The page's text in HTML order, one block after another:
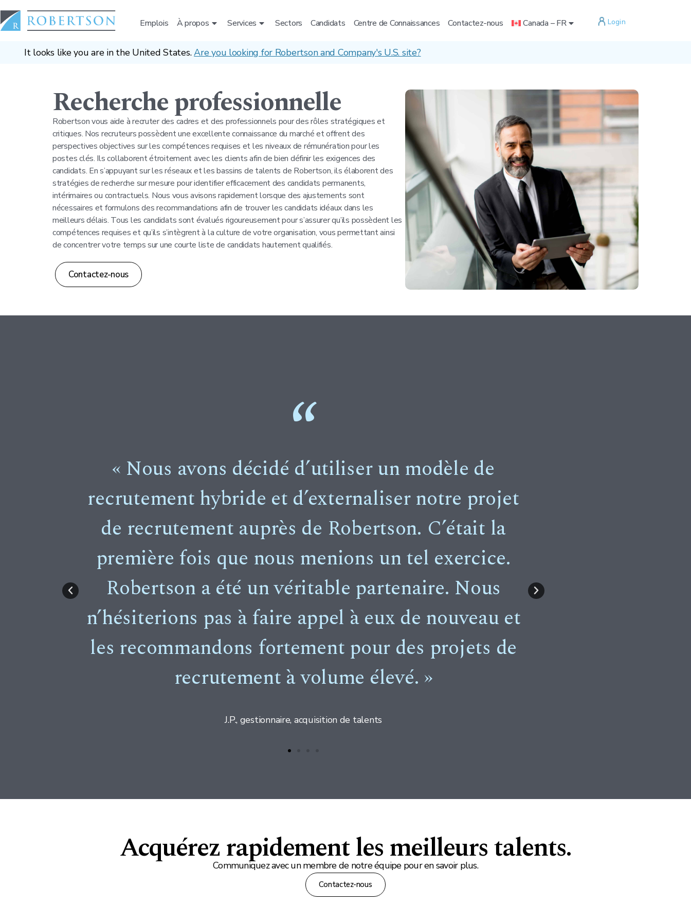
Emplois À propos Services Sectors Candidats Centre de Connaissances Contactez-nous Canada – FR Login
It looks like you are in the United States.Are you looking for Robertson and Company's U.S. site?
Recherche professionnelle
Robertson vous aide à recruter des cadres et des professionnels pour des rôles stratégiques et
critiques. Nos recruteurs possèdent une excellente connaissance du marché et offrent des
perspectives objectives sur les compétences requises et les niveaux de rémunération pour les
postes clés. Ils collaborent étroitement avec les clients afin de bien définir les exigences des
candidats. En s’appuyant sur les réseaux et les bassins de talents de Robertson, ils élaborent des
stratégies de recherche sur mesure pour identifier efficacement des candidats permanents,
intérimaires ou contractuels. Nous vous avisons rapidement lorsque des ajustements sont
nécessaires et formulons des recommandations afin de trouver les candidats idéaux dans les
meilleurs délais. Tous les candidats sont évalués rigoureusement pour s’assurer qu’ils possèdent les
compétences requises et qu’ils s’intègrent à la culture de votre organisation, vous permettant ainsi
de concentrer votre temps sur une courte liste de candidats hautement qualifiés.
Contactez-nous
“
« Nous avons décidé d’utiliser un modèle de
recrutement hybride et d’externaliser notre projet
de recrutement auprès de Robertson. C’était la
première fois que nous menions un tel exercice.
Robertson a été un véritable partenaire. Nous
n’hésiterions pas à faire appel à eux de nouveau et
les recommandons fortement pour des projets de
recrutement à volume élevé. »
J.P., gestionnaire, acquisition de talents
Acquérez rapidement les meilleurs talents.
Communiquez avec un membre de notre équipe pour en savoir plus.
Contactez-nous